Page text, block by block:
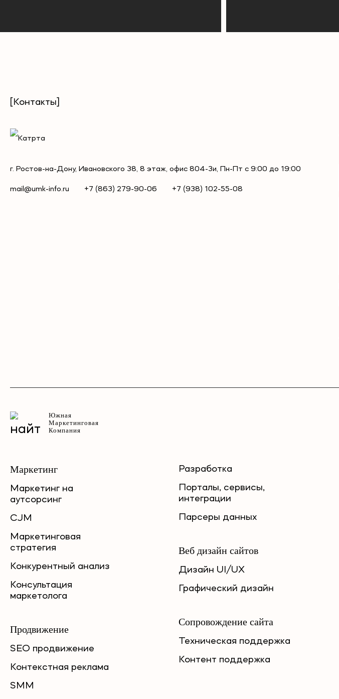
[Контакты]
г. Ростов-на-Дону, Ивановского 38, 8 этаж, офис 804-3и, Пн-Пт с 9:00 до 19:00
mail@umk-info.ru +7 (863) 279-90-06 +7 (938) 102-55-08
Южная
Маркетинговая
Компания
Маркетинг
Маркетинг на
аутсорсинг
CJM
Маркетинговая
стратегия
Конкурентный анализ
Консультация
маркетолога
Продвижение
SEO продвижение
Контекстная реклама
SMM
Разработка
Порталы, сервисы,
интеграции
Парсеры данных
Веб дизайн сайтов
Дизайн UI/UX
Графический дизайн
Сопровождение сайта
Техническая поддержка
Контент поддержка